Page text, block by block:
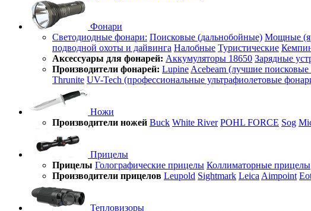
Фонари
Светодиодные фонари: Поисковые (дальнобойные) Мощные
подводной охоты и дайвинга Налобные Туристические
Аксессуары для фонарей: Аккумуляторы 18650 Зарядные
Производители фонарей: Lupine Acebeam (лучшие
Thrunite UV-Tech (профессиональные ультрафиолетовые
Ножи
Производители ножей Buck White River POHL FORCE Sog
Прицелы
Прицелы Голографические прицелы Коллиматорные прицелы
Производители прицелов Leupold Sightmark Leica Aimpoint
Тепловизоры